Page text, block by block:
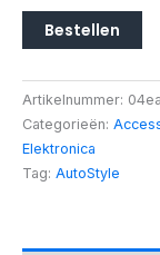
Bestellen
Artikelnummer:
Categorieën:
Elektronica
Tag: AutoStyle